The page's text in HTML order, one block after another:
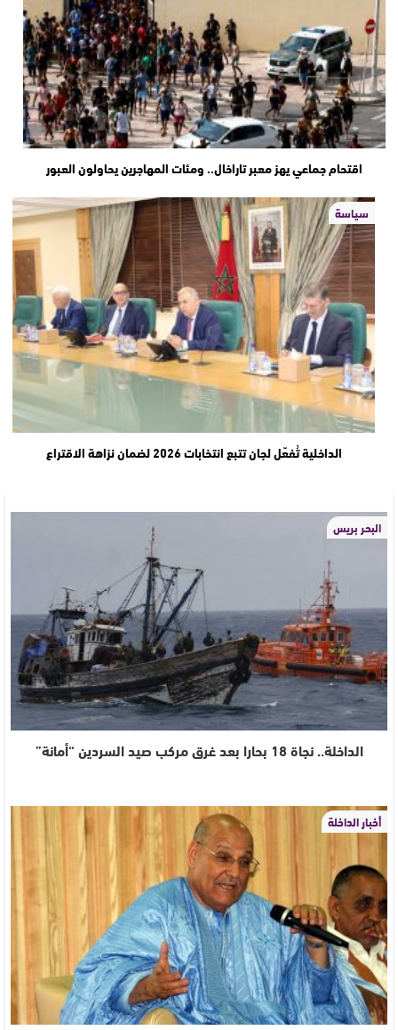
اقتحام جماعي يهز معبر تاراخال.. ومئات المهاجرين يحاولون العبور
سياسة
الداخلية تُفعّل لجان تتبع انتخابات 2026 لضمان نزاهة الاقتراع
البحر بريس
الداخلة.. نجاة 18 بحارا بعد غرق مركب صيد السردين “أمانة”
أخبار الداخلة